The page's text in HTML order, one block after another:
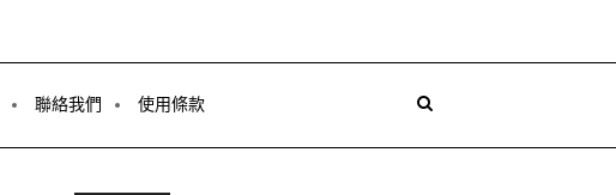
聯絡我們 使用條款